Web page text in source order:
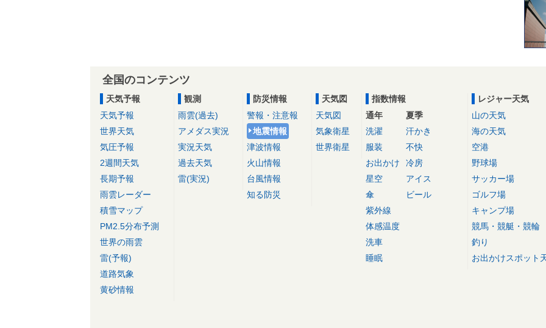
全国のコンテンツ
天気予報
天気予報
世界天気
気圧予報
2週間天気
長期予報
雨雲レーダー
積雪マップ
PM2.5分布予測
世界の雨雲
雷(予報)
道路気象
黄砂情報
観測
雨雲(過去)
アメダス実況
実況天気
過去天気
雷(実況)
防災情報
警報・注意報
地震情報
津波情報
火山情報
台風情報
知る防災
天気図
天気図
気象衛星
世界衛星
指数情報
通年
洗濯
服装
お出かけ
星空
傘
紫外線
体感温度
洗車
睡眠
夏季
汗かき
不快
冷房
アイス
ビール
レジャー天気
山の天気
海の天気
空港
野球場
サッカー場
ゴルフ場
キャンプ場
競馬・競艇・競輪
釣り
お出かけスポット